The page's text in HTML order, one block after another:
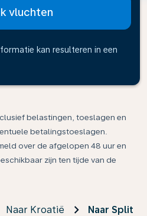
vluchten
kan resulteren in een
belastingen, toeslagen en
betalingstoeslagen.
over de afgelopen 48 uur en
zijn ten tijde van de
Naar Kroatië Naar Split